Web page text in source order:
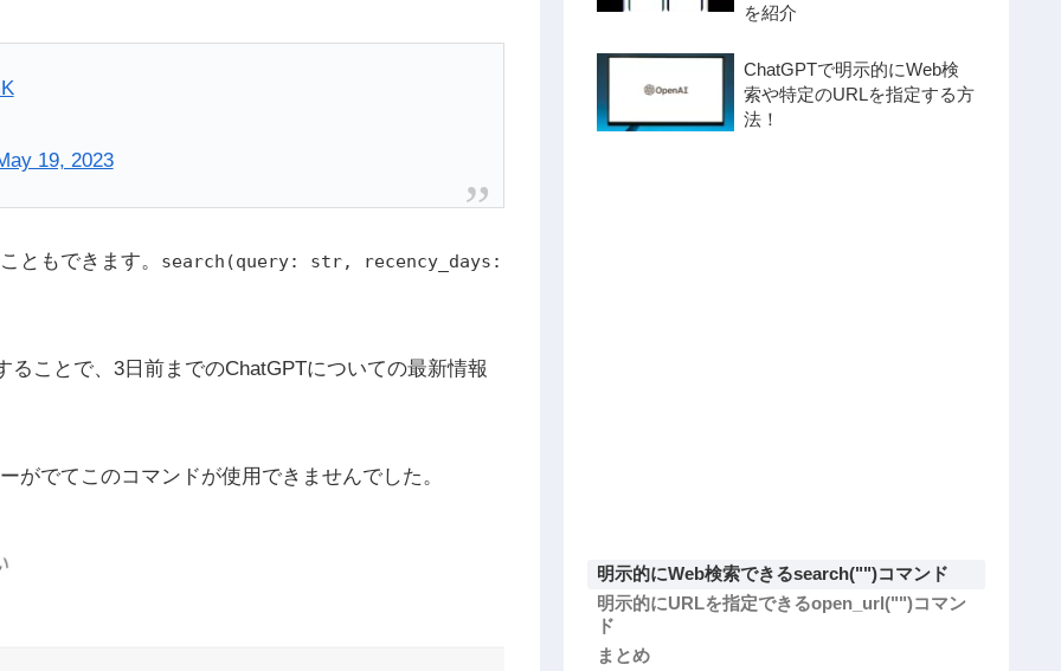
19, 2023
ともできます。 search(query: str, recency_days:
ることで、3日前までのChatGPTについての最新情報
がでてこのコマンドが使用できませんでした。
を紹介
ChatGPTで明示的にWeb検
索や特定のURLを指定する方
法！
明示的にWeb検索できるsearch("")コマンド
明示的にURLを指定できるopen_url("")コマン
ド
まとめ